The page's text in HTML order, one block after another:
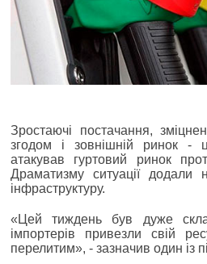
Зростаючі постачання,
згодом і зовнішній ринок -
атакував гуртовий ринок
Драматизму ситуації додали
інфраструктуру.
«Цей тиждень був дуже
імпортерів привезли свій
перелитим», - зазначив один із